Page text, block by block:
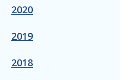
2020
2019
2018